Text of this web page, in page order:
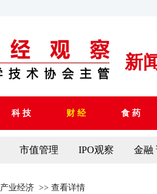
新
科 技 财 经 食 药
市值管理 IPO观察 金融
产业经济 >> 查看详情